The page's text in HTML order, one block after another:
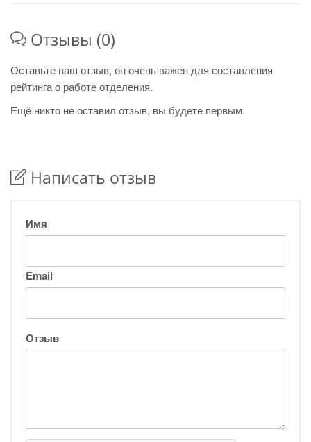
Отзывы (0)
Оставьте ваш отзыв, он очень важен для составления
рейтинга о работе отделения.
Ещё никто не оставил отзыв, вы будете первым.
Написать отзыв
Имя
Email
Отзыв